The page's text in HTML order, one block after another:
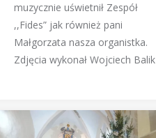
muzycznie uświetnił Zespół
,,Fides” jak również pani
Małgorzata nasza organistka.
Zdjęcia wykonał Wojciech Balik